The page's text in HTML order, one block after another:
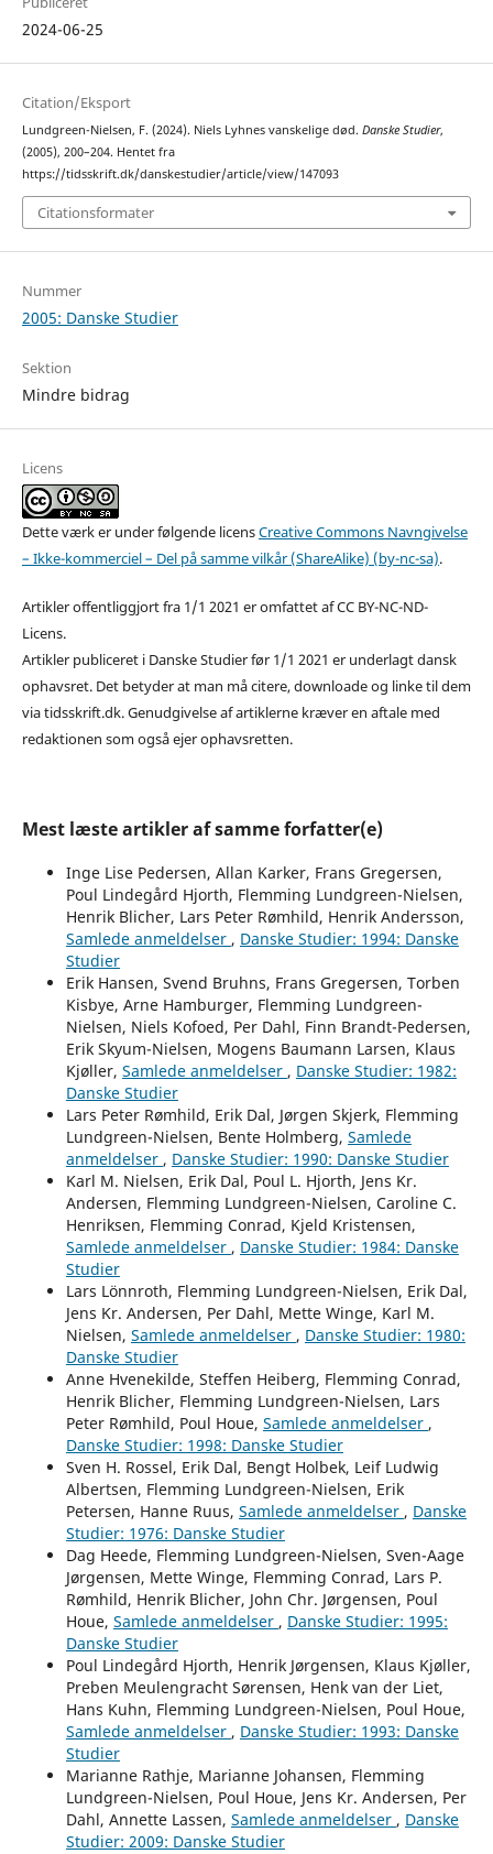
2024-06-25
Citation/Eksport
Lundgreen-Nielsen, F. (2024). Niels Lyhnes vanskelige død. Danske Studier,
(2005), 200–204. Hentet fra
https://tidsskrift.dk/danskestudier/article/view/147093
Citationsformater
Nummer
2005: Danske Studier
Sektion
Mindre bidrag
Licens
Dette værk er under følgende licensCreative Commons Navngivelse
– Ikke-kommerciel – Del på samme vilkår (ShareAlike) (by-nc-sa).
Artikler offentliggjort fra 1/1 2021 er omfattet af CC BY-NC-ND-
Licens.
Artikler publiceret i Danske Studier før 1/1 2021 er underlagt dansk
ophavsret. Det betyder at man må citere, downloade og linke til dem
via tidsskrift.dk. Genudgivelse af artiklerne kræver en aftale med
redaktionen som også ejer ophavsretten.
Mest læste artikler af samme forfatter(e)
Inge Lise Pedersen, Allan Karker, Frans Gregersen,
Poul Lindegård Hjorth, Flemming Lundgreen-Nielsen,
Henrik Blicher, Lars Peter Rømhild, Henrik Andersson,
Samlede anmeldelser , Danske Studier: 1994: Danske
Studier
Erik Hansen, Svend Bruhns, Frans Gregersen, Torben
Kisbye, Arne Hamburger, Flemming Lundgreen-
Nielsen, Niels Kofoed, Per Dahl, Finn Brandt-Pedersen,
Erik Skyum-Nielsen, Mogens Baumann Larsen, Klaus
Kjøller, Samlede anmeldelser , Danske Studier: 1982:
Danske Studier
Lars Peter Rømhild, Erik Dal, Jørgen Skjerk, Flemming
Lundgreen-Nielsen, Bente Holmberg, Samlede
anmeldelser , Danske Studier: 1990: Danske Studier
Karl M. Nielsen, Erik Dal, Poul L. Hjorth, Jens Kr.
Andersen, Flemming Lundgreen-Nielsen, Caroline C.
Henriksen, Flemming Conrad, Kjeld Kristensen,
Samlede anmeldelser , Danske Studier: 1984: Danske
Studier
Lars Lönnroth, Flemming Lundgreen-Nielsen, Erik Dal,
Jens Kr. Andersen, Per Dahl, Mette Winge, Karl M.
Nielsen, Samlede anmeldelser , Danske Studier: 1980:
Danske Studier
Anne Hvenekilde, Steffen Heiberg, Flemming Conrad,
Henrik Blicher, Flemming Lundgreen-Nielsen, Lars
Peter Rømhild, Poul Houe, Samlede anmeldelser ,
Danske Studier: 1998: Danske Studier
Sven H. Rossel, Erik Dal, Bengt Holbek, Leif Ludwig
Albertsen, Flemming Lundgreen-Nielsen, Erik
Petersen, Hanne Ruus, Samlede anmeldelser , Danske
Studier: 1976: Danske Studier
Dag Heede, Flemming Lundgreen-Nielsen, Sven-Aage
Jørgensen, Mette Winge, Flemming Conrad, Lars P.
Rømhild, Henrik Blicher, John Chr. Jørgensen, Poul
Houe, Samlede anmeldelser , Danske Studier: 1995:
Danske Studier
Poul Lindegård Hjorth, Henrik Jørgensen, Klaus Kjøller,
Preben Meulengracht Sørensen, Henk van der Liet,
Hans Kuhn, Flemming Lundgreen-Nielsen, Poul Houe,
Samlede anmeldelser , Danske Studier: 1993: Danske
Studier
Marianne Rathje, Marianne Johansen, Flemming
Lundgreen-Nielsen, Poul Houe, Jens Kr. Andersen, Per
Dahl, Annette Lassen, Samlede anmeldelser , Danske
Studier: 2009: Danske Studier